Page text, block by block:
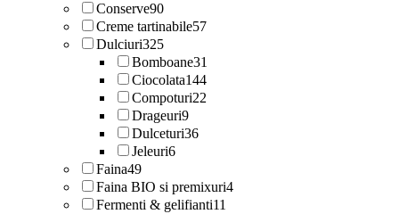
Conserve90
Creme tartinabile57
Dulciuri325
Bomboane31
Ciocolata144
Compoturi22
Drageuri9
Dulceturi36
Jeleuri6
Faina49
Faina BIO si premixuri4
Fermenti & gelifianti11